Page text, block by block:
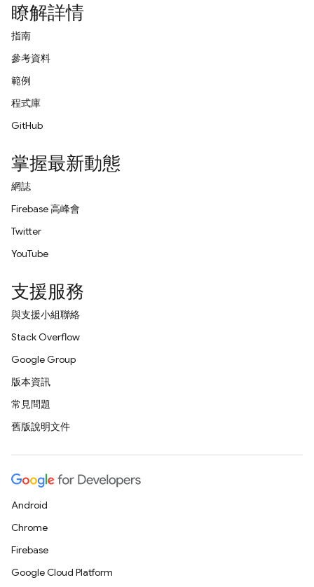
瞭解詳情
指南
參考資料
範例
程式庫
GitHub
掌握最新動態
網誌
Firebase 高峰會
Twitter
YouTube
支援服務
與支援小組聯絡
Stack Overflow
Google Group
版本資訊
常見問題
舊版說明文件
Android
Chrome
Firebase
Google Cloud Platform